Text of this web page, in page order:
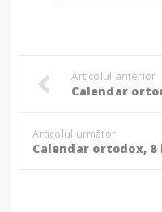
Articolul anterior
Articolul următor